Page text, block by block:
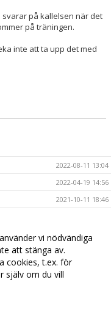
svarar på kallelsen när det
på träningen.
inte att ta upp det med
2022-08-11 13:04
2022-04-19 14:56
2021-10-11 18:46
2021-08-24
vi nödvändiga
att stänga av.
cookies, t.ex. för
själv om du vill